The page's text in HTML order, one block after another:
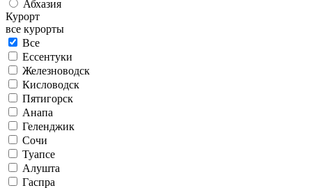
Абхазия
Курорт
все курорты
Все
Ессентуки
Железноводск
Кисловодск
Пятигорск
Анапа
Геленджик
Сочи
Туапсе
Алушта
Гаспра